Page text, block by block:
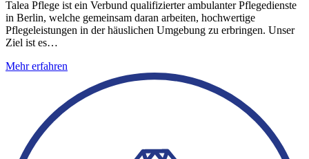
Talea Pflege ist ein Verbund qualifizierter ambulanter Pflegedienste
in Berlin, welche gemeinsam daran arbeiten, hochwertige
Pflegeleistungen in der häuslichen Umgebung zu erbringen. Unser
Ziel ist es…
Mehr erfahren